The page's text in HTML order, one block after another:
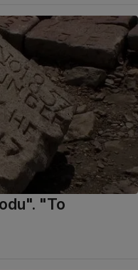
"To